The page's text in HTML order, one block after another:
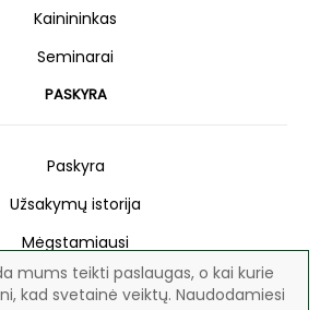
mums teikti paslaugas, o kai kurie
kad svetainė veiktų. Naudodamiesi
Kainininkas
Seminarai
PASKYRA
Paskyra
Užsakymų istorija
Mėgstamiausi
Naujienlaiškis